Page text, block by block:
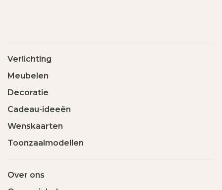
Verlichting
Meubelen
Decoratie
Cadeau-ideeën
Wenskaarten
Toonzaalmodellen
Over ons